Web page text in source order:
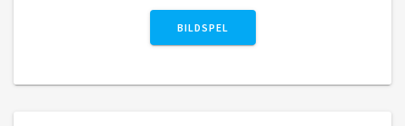
BILDSPEL